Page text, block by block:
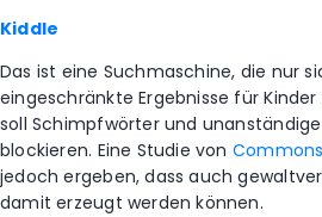
Kiddle
Das ist eine Suchmaschine, die nur
eingeschränkte Ergebnisse für
soll Schimpfwörter und
blockieren. Eine Studie von
jedoch ergeben, dass auch
damit erzeugt werden können.